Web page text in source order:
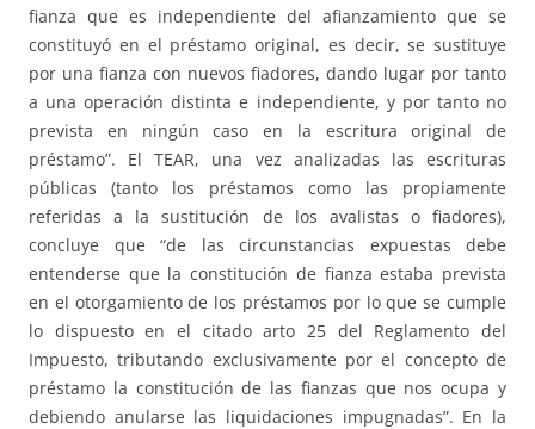
fianza que es independiente del afianzamiento que se
constituyó en el préstamo original, es decir, se sustituye
por una fianza con nuevos fiadores, dando lugar por tanto
a una operación distinta e independiente, y por tanto no
prevista en ningún caso en la escritura original de
préstamo”. El TEAR, una vez analizadas las escrituras
públicas (tanto los préstamos como las propiamente
referidas a la sustitución de los avalistas o fiadores),
concluye que “de las circunstancias expuestas debe
entenderse que la constitución de fianza estaba prevista
en el otorgamiento de los préstamos por lo que se cumple
lo dispuesto en el citado arto 25 del Reglamento del
Impuesto, tributando exclusivamente por el concepto de
préstamo la constitución de las fianzas que nos ocupa y
debiendo anularse las liquidaciones impugnadas”. En la